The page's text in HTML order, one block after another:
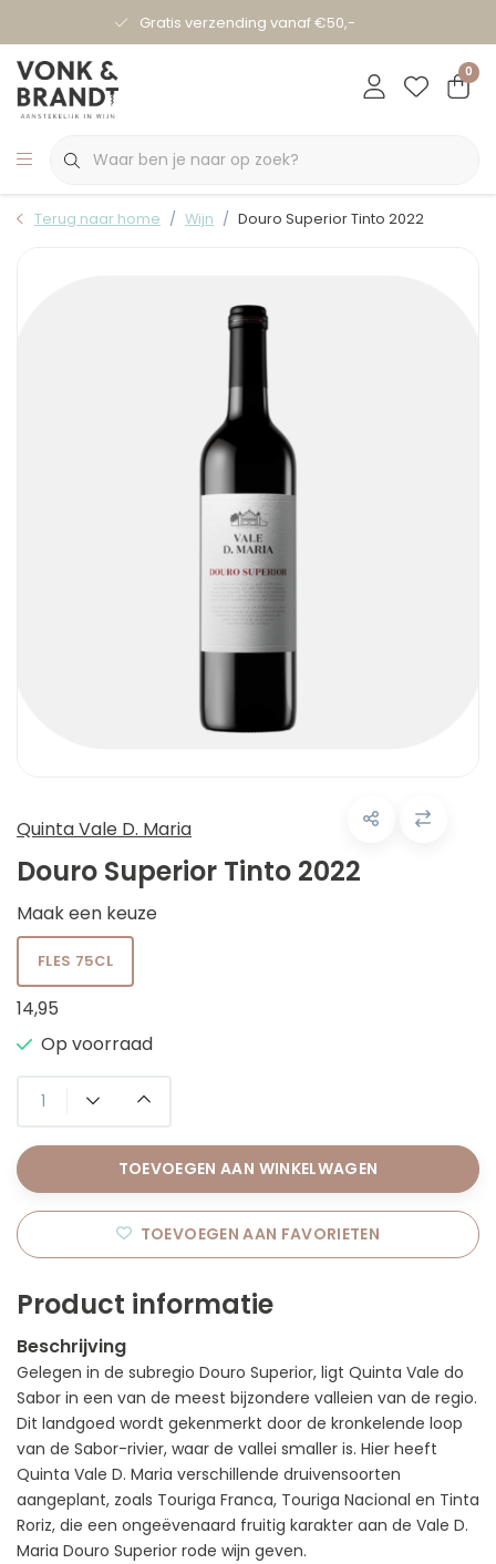
Gratis verzending vanaf €50,-
0
Terug naar home Wijn Douro Superior Tinto 2022
Quinta Vale D. Maria
Douro Superior Tinto 2022
Maak een keuze
FLES 75CL
14,95
Op voorraad
TOEVOEGEN AAN WINKELWAGEN
TOEVOEGEN AAN FAVORIETEN
Product informatie
Beschrijving
Gelegen in de subregio Douro Superior, ligt Quinta Vale do
Sabor in een van de meest bijzondere valleien van de regio.
Dit landgoed wordt gekenmerkt door de kronkelende loop
van de Sabor-rivier, waar de vallei smaller is. Hier heeft
Quinta Vale D. Maria verschillende druivensoorten
aangeplant, zoals Touriga Franca, Touriga Nacional en Tinta
Roriz, die een ongeëvenaard fruitig karakter aan de Vale D.
Maria Douro Superior rode wijn geven.